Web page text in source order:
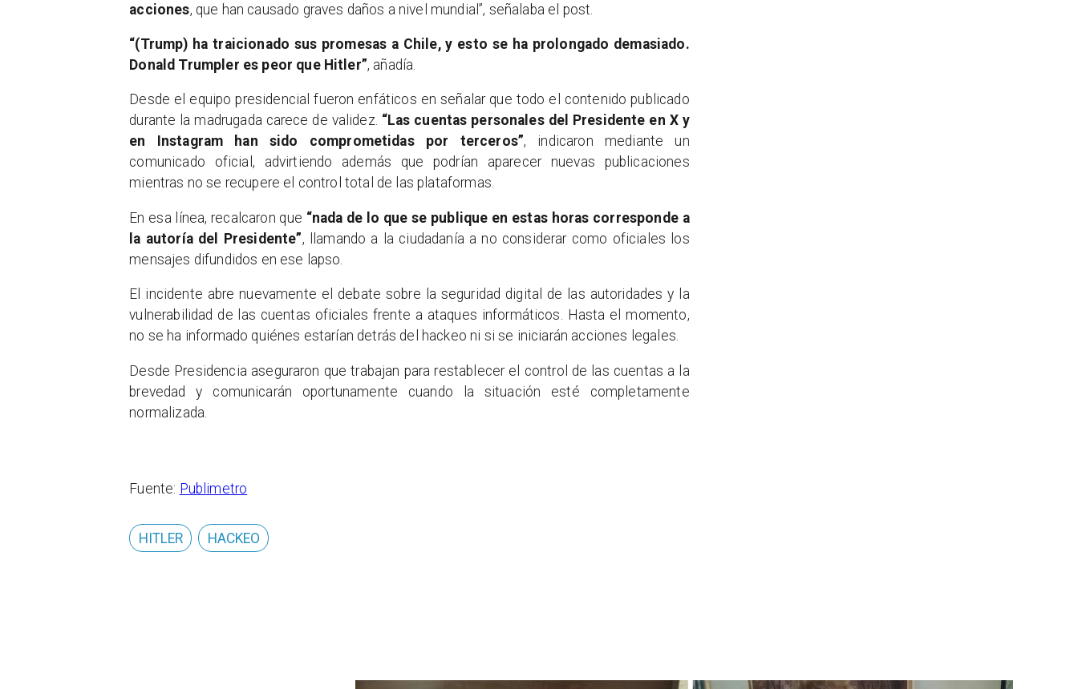
acciones, que han causado graves daños a nivel mundial”, señalaba el post.
“(Trump) ha traicionado sus promesas a Chile, y esto se ha prolongado demasiado.
Donald Trumpler es peor que Hitler”, añadía.
Desde el equipo presidencial fueron enfáticos en señalar que todo el contenido publicado
durante la madrugada carece de validez. “Las cuentas personales del Presidente en X y
en Instagram han sido comprometidas por terceros”, indicaron mediante un
comunicado oficial, advirtiendo además que podrían aparecer nuevas publicaciones
mientras no se recupere el control total de las plataformas.
En esa línea, recalcaron que “nada de lo que se publique en estas horas corresponde a
la autoría del Presidente”, llamando a la ciudadanía a no considerar como oficiales los
mensajes difundidos en ese lapso.
El incidente abre nuevamente el debate sobre la seguridad digital de las autoridades y la
vulnerabilidad de las cuentas oficiales frente a ataques informáticos. Hasta el momento,
no se ha informado quiénes estarían detrás del hackeo ni si se iniciarán acciones legales.
Desde Presidencia aseguraron que trabajan para restablecer el control de las cuentas a la
brevedad y comunicarán oportunamente cuando la situación esté completamente
normalizada.
Fuente: Publimetro
HITLER HACKEO